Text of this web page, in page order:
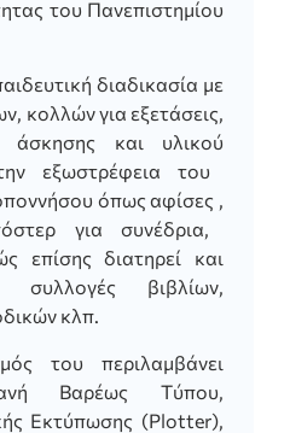
ας του Πανεπιστημίου
ιδευτική διαδικασία με
, κολλώνγια εξετάσεις,
άσκησης και υλικού
εξωστρέφεια του
ποννήσου όπως αφίσες ,
όστερ για συνέδρια,
επίσηςδιατηρεί και
συλλογές βιβλίων,
ών κλπ.
του περιλαμβάνει
νή Βαρέως Tύπου
Εκτύπωσης (Plotter)